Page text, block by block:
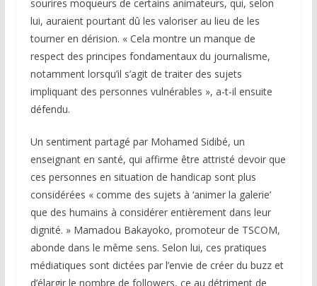
sourires moqueurs de certains animateurs, qui, selon
lui, auraient pourtant dû les valoriser au lieu de les
tourner en dérision. « Cela montre un manque de
respect des principes fondamentaux du journalisme,
notamment lorsqu’il s’agit de traiter des sujets
impliquant des personnes vulnérables », a-t-il ensuite
défendu.
Un sentiment partagé par Mohamed Sidibé, un
enseignant en santé, qui affirme être attristé devoir que
ces personnes en situation de handicap sont plus
considérées « comme des sujets à ‘animer la galerie’
que des humains à considérer entièrement dans leur
dignité. » Mamadou Bakayoko, promoteur de TSCOM,
abonde dans le même sens. Selon lui, ces pratiques
médiatiques sont dictées par l’envie de créer du buzz et
d’élargir le nombre de followers, ce au détriment de